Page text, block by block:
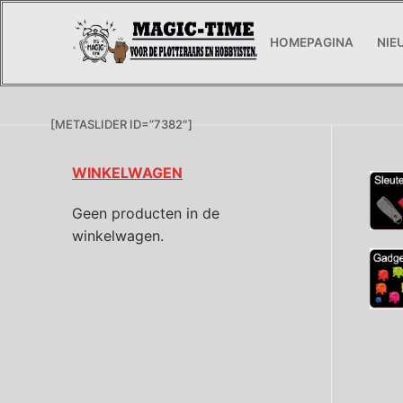
HOMEPAGINA
[METASLIDER ID=”7382″]
WINKELWAGEN
Geen producten in de
winkelwagen.